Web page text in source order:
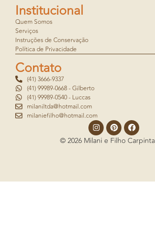
Institucional
Quem Somos
Serviços
Instruções de Conservação
Política de Privacidade
Contato
(41) 3666-9337
(41) 99989-0668 - Gilberto
(41) 99989-0540 - Luccas
milaniltda@hotmail.com
milaniefilho@hotmail.com
© 2026 Milani e Filho